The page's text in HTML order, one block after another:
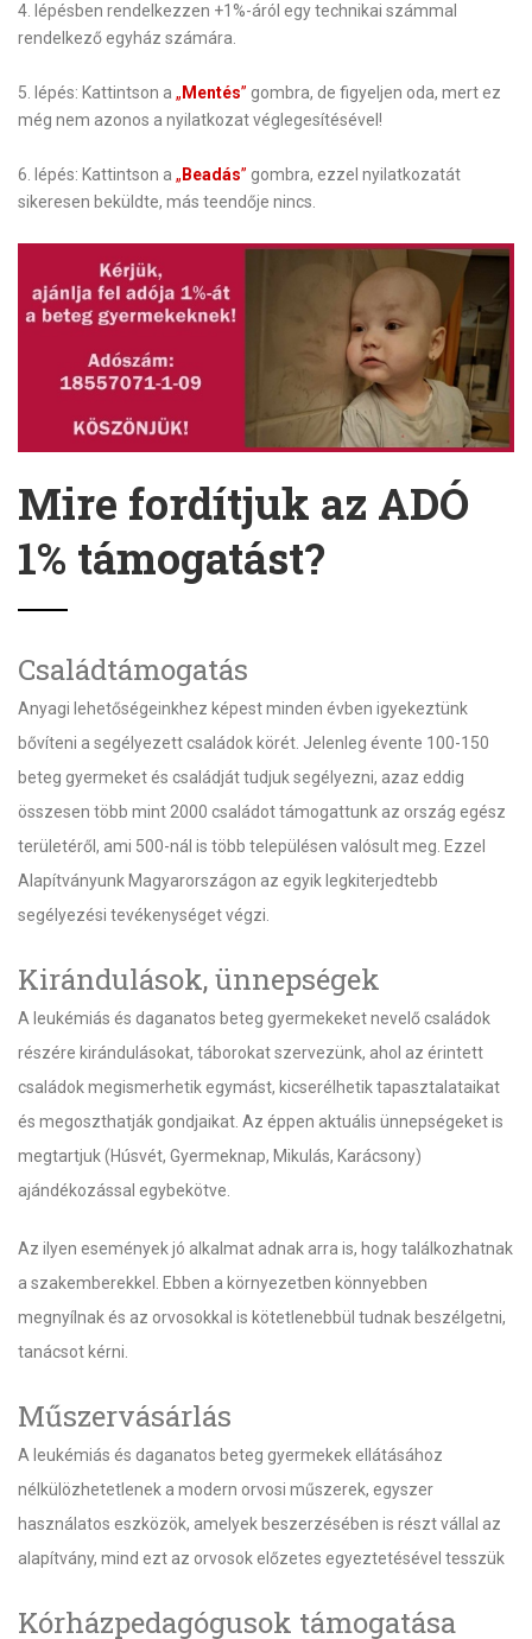
4. lépésben rendelkezzen +1%-áról egy technikai számmal
rendelkező egyház számára.
5. lépés: Kattintson a „ Mentés” gombra, de figyeljen oda, mert ez
még nem azonos a nyilatkozat véglegesítésével!
6. lépés: Kattintson a „ Beadás” gombra, ezzel nyilatkozatát
sikeresen beküldte, más teendője nincs.
Mire fordítjuk az ADÓ
1% támogatást?
Családtámogatás
Anyagi lehetőségeinkhez képest minden évben igyekeztünk
bővíteni a segélyezett családok körét. Jelenleg évente 100-150
beteg gyermeket és családját tudjuk segélyezni, azaz eddig
összesen több mint 2000 családot támogattunk az ország egész
területéről, ami 500-nál is több településen valósult meg. Ezzel
Alapítványunk Magyarországon az egyik legkiterjedtebb
segélyezési tevékenységet végzi.
Kirándulások, ünnepségek
A leukémiás és daganatos beteg gyermekeket nevelő családok
részére kirándulásokat, táborokat szervezünk, ahol az érintett
családok megismerhetik egymást, kicserélhetik tapasztalataikat
és megoszthatják gondjaikat. Az éppen aktuális ünnepségeket is
megtartjuk (Húsvét, Gyermeknap, Mikulás, Karácsony)
ajándékozással egybekötve.
Az ilyen események jó alkalmat adnak arra is, hogy találkozhatnak
a szakemberekkel. Ebben a környezetben könnyebben
megnyílnak és az orvosokkal is kötetlenebbül tudnak beszélgetni,
tanácsot kérni.
Műszervásárlás
A leukémiás és daganatos beteg gyermekek ellátásához
nélkülözhetetlenek a modern orvosi műszerek, egyszer
használatos eszközök, amelyek beszerzésében is részt vállal az
alapítvány, mind ezt az orvosok előzetes egyeztetésével tesszük
Kórházpedagógusok támogatása